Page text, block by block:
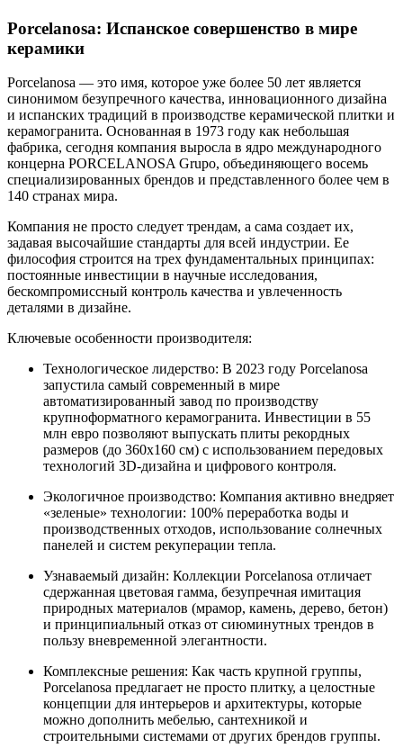
Porcelanosa: Испанское совершенство в мире
керамики
Porcelanosa — это имя, которое уже более 50 лет является
синонимом безупречного качества, инновационного дизайна
и испанских традиций в производстве керамической плитки и
керамогранита. Основанная в 1973 году как небольшая
фабрика, сегодня компания выросла в ядро международного
концерна PORCELANOSA Grupo, объединяющего восемь
специализированных брендов и представленного более чем в
140 странах мира.
Компания не просто следует трендам, а сама создает их,
задавая высочайшие стандарты для всей индустрии. Ее
философия строится на трех фундаментальных принципах:
постоянные инвестиции в научные исследования,
бескомпромиссный контроль качества и увлеченность
деталями в дизайне.
Ключевые особенности производителя:
Технологическое лидерство: В 2023 году Porcelanosa
запустила самый современный в мире
автоматизированный завод по производству
крупноформатного керамогранита. Инвестиции в 55
млн евро позволяют выпускать плиты рекордных
размеров (до 360x160 см) с использованием передовых
технологий 3D-дизайна и цифрового контроля.
Экологичное производство: Компания активно внедряет
«зеленые» технологии: 100% переработка воды и
производственных отходов, использование солнечных
панелей и систем рекуперации тепла.
Узнаваемый дизайн: Коллекции Porcelanosa отличает
сдержанная цветовая гамма, безупречная имитация
природных материалов (мрамор, камень, дерево, бетон)
и принципиальный отказ от сиюминутных трендов в
пользу вневременной элегантности.
Комплексные решения: Как часть крупной группы,
Porcelanosa предлагает не просто плитку, а целостные
концепции для интерьеров и архитектуры, которые
можно дополнить мебелью, сантехникой и
строительными системами от других брендов группы.